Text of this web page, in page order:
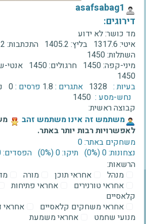
‫asafsabag1‬
דירוגים:
מד כושר:לא ידוע
איטי: 1317.6 בליץ: 1405.2 התכתבות:
השתלות:1450
מיני-קפה:1450 חרגולים:1450 אנטי-
1450
בעיות : 1328 אתגרים : 1.8 פרסים :0
נחש-מסע : 1450
קבוצה ראשית:
‫משתמש זה אינו משתמש זהב‬
לאפשרויות רבות יותר באתר.
משחקים באתר: 0
נצחונות: 0 ‫(0%)‬
תיקו: 0 ‫(0%)‬
הפסדים: 0 ‫(0%)‬
הרשאות:
מנהל
אחראי תוכן מורה
אחראי טורנירים
אחראי פתיחות
קלאסיים
אחראי משחקים קלאסיים
אחראי
מנועי שחמט
אחראי משמעת